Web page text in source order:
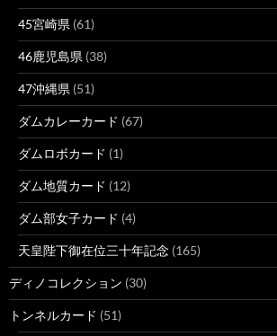
45宮崎県 (61)
46鹿児島県 (38)
47沖縄県 (51)
ダムカレーカード (67)
ダムロボカード (1)
ダム地質カード (12)
ダム部女子カード (4)
天皇陛下御在位三十年記念 (165)
ディノコレクション (30)
トンネルカード (51)